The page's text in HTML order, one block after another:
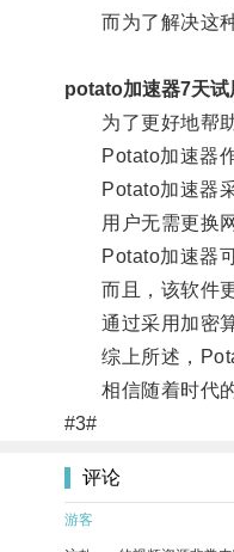
而为了解决这种
potato加速器7天试
为了更好地帮助
Potato加速器作
Potato加速器采
用户无需更换网
Potato加速器可
而且，该软件更
通过采用加密算
综上所述，
相信随着时代的
#3#
评论
游客